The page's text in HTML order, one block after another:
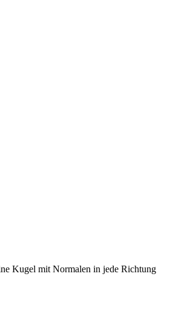
Kugel mit Normalen in jede Richtung